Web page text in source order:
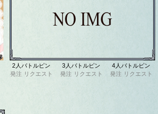
2人バトルピン
発注 リクエスト
3人バトルピン
発注 リクエスト
4人バトルピン
発注 リクエスト